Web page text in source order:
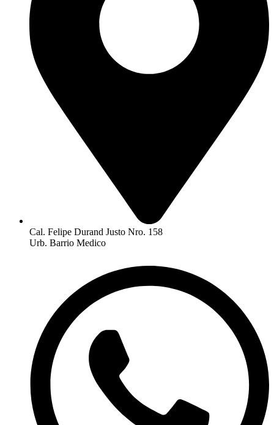
Cal. Felipe Durand Justo Nro. 158
Urb. Barrio Medico